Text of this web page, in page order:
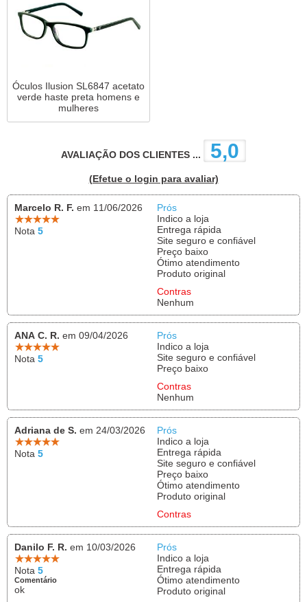
Óculos Ilusion SL6847 acetato
verde haste preta homens e
mulheres
AVALIAÇÃO DOS CLIENTES ... 5,0
(Efetue o login para avaliar)
Marcelo R. F. em 11/06/2026
Nota 5
Prós
Indico a loja
Entrega rápida
Site seguro e confiável
Preço baixo
Ótimo atendimento
Produto original
Contras
Nenhum
ANA C. R. em 09/04/2026
Nota 5
Prós
Indico a loja
Site seguro e confiável
Preço baixo
Contras
Nenhum
Adriana de S. em 24/03/2026
Nota 5
Prós
Indico a loja
Entrega rápida
Site seguro e confiável
Preço baixo
Ótimo atendimento
Produto original
Contras
Danilo F. R. em 10/03/2026
Nota 5
Comentário
ok
Prós
Indico a loja
Entrega rápida
Ótimo atendimento
Produto original